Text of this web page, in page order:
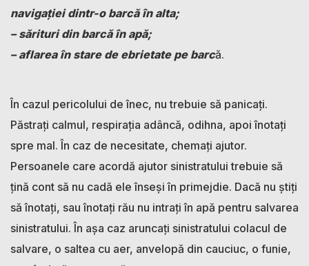
navigaţiei dintr-o barcă în alta;
– sărituri din barcă în apă;
– aflarea în stare de ebrietate pe barcă.
În cazul pericolului de înec, nu trebuie să panicaţi.
Păstraţi calmul, respiraţia adâncă, odihna, apoi înotaţi
spre mal. În caz de necesitate, chemaţi ajutor.
Persoanele care acordă ajutor sinistratului trebuie să
ţină cont să nu cadă ele înseși în primejdie. Dacă nu ştiţi
să înotaţi, sau înotaţi rău nu intraţi în apă pentru salvarea
sinistratului. În aşa caz aruncaţi sinistratului colacul de
salvare, o saltea cu aer, anvelopă din cauciuc, o funie,